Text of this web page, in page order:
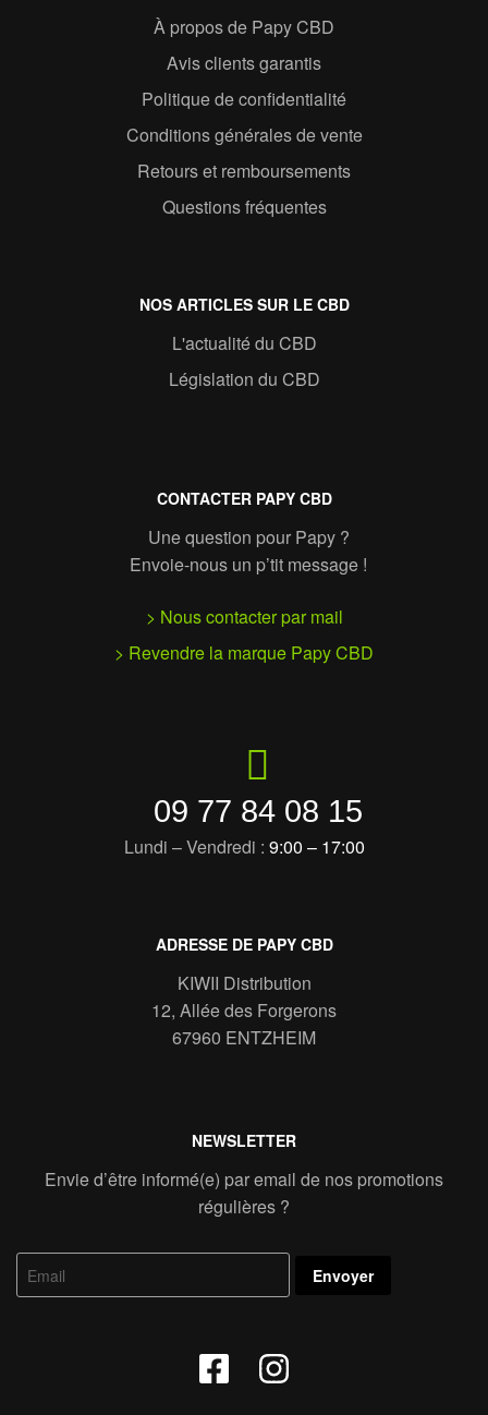
À propos de Papy CBD
Avis clients garantis
Politique de confidentialité
Conditions générales de vente
Retours et remboursements
Questions fréquentes
NOS ARTICLES SUR LE CBD
L'actualité du CBD
Législation du CBD
CONTACTER PAPY CBD
Une question pour Papy ?
Envoie-nous un p’tit message !
> Nous contacter par mail
> Revendre la marque Papy CBD
09 77 84 08 15
Lundi – Vendredi : 9:00 – 17:00
ADRESSE DE PAPY CBD
KIWII Distribution
12, Allée des Forgerons
67960 ENTZHEIM
NEWSLETTER
Envie d’être informé(e) par email de nos promotions
régulières ?